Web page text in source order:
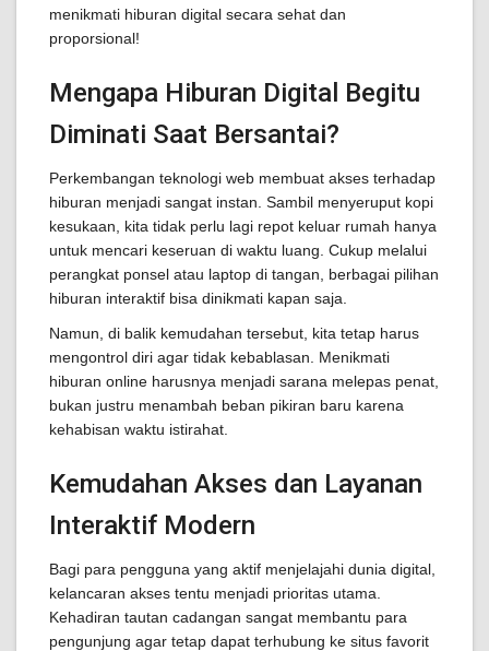
menikmati hiburan digital secara sehat dan
proporsional!
Mengapa Hiburan Digital Begitu
Diminati Saat Bersantai?
Perkembangan teknologi web membuat akses terhadap
hiburan menjadi sangat instan. Sambil menyeruput kopi
kesukaan, kita tidak perlu lagi repot keluar rumah hanya
untuk mencari keseruan di waktu luang. Cukup melalui
perangkat ponsel atau laptop di tangan, berbagai pilihan
hiburan interaktif bisa dinikmati kapan saja.
Namun, di balik kemudahan tersebut, kita tetap harus
mengontrol diri agar tidak kebablasan. Menikmati
hiburan online harusnya menjadi sarana melepas penat,
bukan justru menambah beban pikiran baru karena
kehabisan waktu istirahat.
Kemudahan Akses dan Layanan
Interaktif Modern
Bagi para pengguna yang aktif menjelajahi dunia digital,
kelancaran akses tentu menjadi prioritas utama.
Kehadiran tautan cadangan sangat membantu para
pengunjung agar tetap dapat terhubung ke situs favorit